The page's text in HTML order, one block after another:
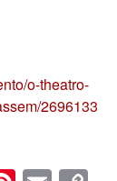
o-theatro-
2696133